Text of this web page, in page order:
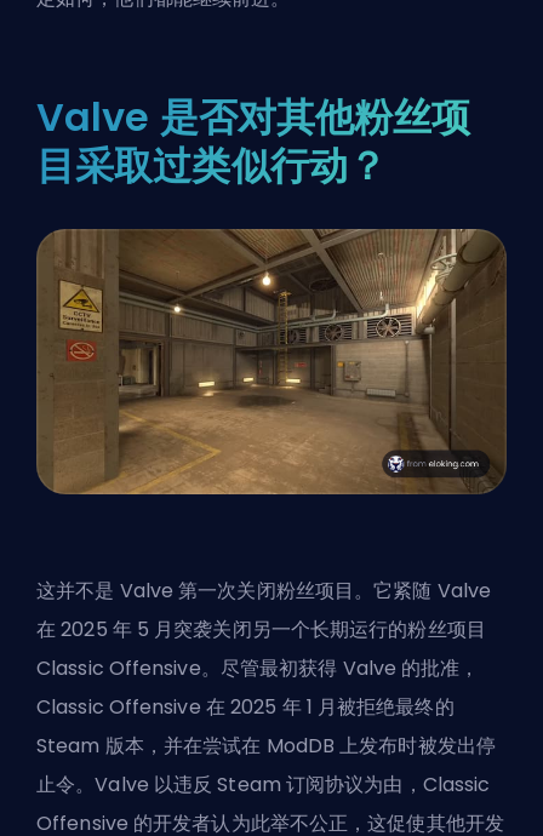
Valve 是否对其他粉丝项
目采取过类似行动？
这并不是 Valve 第一次关闭粉丝项目。它紧随 Valve
在 2025 年 5 月突袭关闭另一个长期运行的粉丝项目
Classic Offensive。尽管最初获得 Valve 的批准，
Classic Offensive 在 2025 年 1 月被拒绝最终的
Steam 版本，并在尝试在 ModDB 上发布时被发出停
止令。Valve 以违反 Steam 订阅协议为由，Classic
Offensive 的开发者认为此举不公正，这促使其他开发